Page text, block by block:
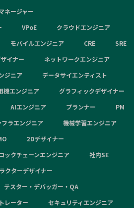
ネージャー
VPoE
クラウドエンジニア
モバイルエンジニア CRE
SRE
イナー
ネットワークエンジニア
ジニア
データサイエンティスト
機エンジニア
グラフィックデザイナー
AIエンジニア プランナー
PM
フラエンジニア
機械学習エンジニア
2Dデザイナー
ックチェーンエンジニア
社内SE
クターデザイナー
テスター・デバッガー・QA
レーター セキュリティエンジニア